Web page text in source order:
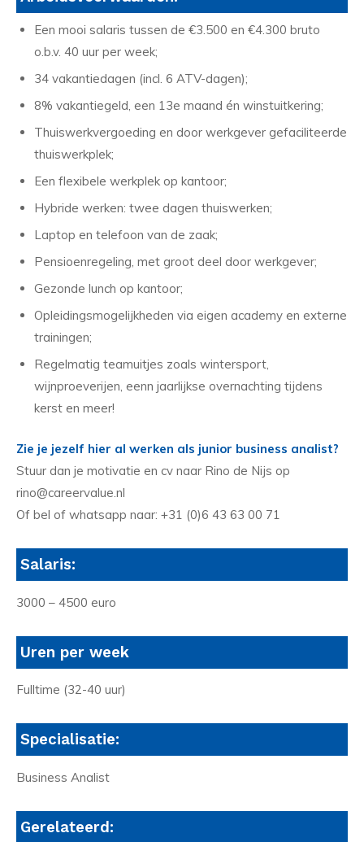
Een mooi salaris tussen de €3.500 en €4.300 bruto
o.b.v. 40 uur per week;
34 vakantiedagen (incl. 6 ATV-dagen);
8% vakantiegeld, een 13e maand én winstuitkering;
Thuiswerkvergoeding en door werkgever gefaciliteerde
thuiswerkplek;
Een flexibele werkplek op kantoor;
Hybride werken: twee dagen thuiswerken;
Laptop en telefoon van de zaak;
Pensioenregeling, met groot deel door werkgever;
Gezonde lunch op kantoor;
Opleidingsmogelijkheden via eigen academy en externe
trainingen;
Regelmatig teamuitjes zoals wintersport,
wijnproeverijen, eenn jaarlijkse overnachting tijdens
kerst en meer!
Zie je jezelf hier al werken als junior business analist?
Stuur dan je motivatie en cv naar Rino de Nijs op
rino@careervalue.nl
Of bel of whatsapp naar: +31 (0)6 43 63 00 71
Salaris:
3000 – 4500 euro
Uren per week
Fulltime (32-40 uur)
Specialisatie:
Business Analist
Gerelateerd: